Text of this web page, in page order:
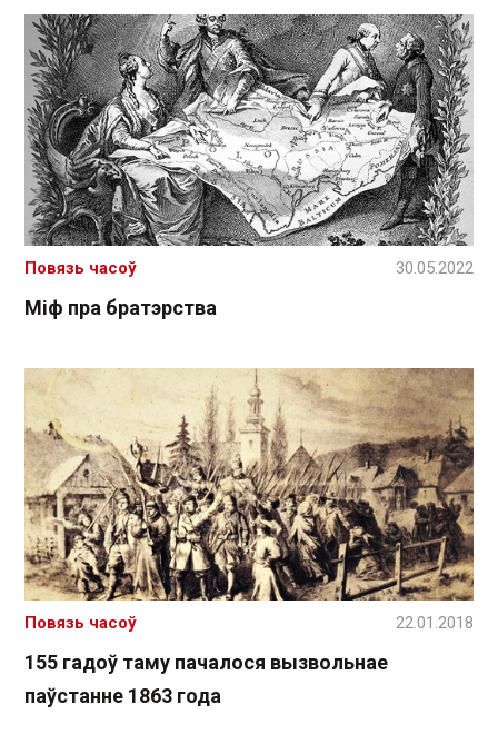
Міф пра братэрства
Повязь часоў 30.05.2022
155 гадоў таму пачалося вызвольнае
паўстанне 1863 года
Повязь часоў 22.01.2018